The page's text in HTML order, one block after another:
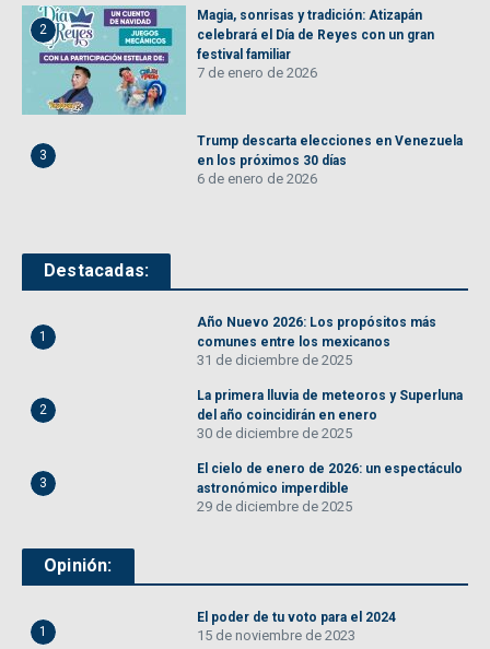
2
Magia, sonrisas y tradición: Atizapán
celebrará el Día de Reyes con un gran
festival familiar
7 de enero de 2026
3
Trump descarta elecciones en Venezuela
en los próximos 30 días
6 de enero de 2026
Destacadas:
1
Año Nuevo 2026: Los propósitos más
comunes entre los mexicanos
31 de diciembre de 2025
2
La primera lluvia de meteoros y Superluna
del año coincidirán en enero
30 de diciembre de 2025
3
El cielo de enero de 2026: un espectáculo
astronómico imperdible
29 de diciembre de 2025
Opinión:
1
El poder de tu voto para el 2024
15 de noviembre de 2023